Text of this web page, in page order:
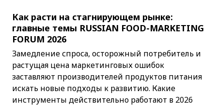
Как расти на стагнирующем рынке:
главные темы RUSSIAN FOOD-MARKETING
FORUM 2026
Замедление спроса, осторожный потребитель и
растущая цена маркетинговых ошибок
заставляют производителей продуктов питания
искать новые подходы к развитию. Какие
инструменты действительно работают в 2026